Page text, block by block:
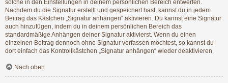
solche in den Einstellungen in deinem persönlichen Bereich entwerfen.
Nachdem du die Signatur erstellt und gespeichert hast, kannst du in jedem
Beitrag das Kästchen „Signatur anhängen“ aktivieren. Du kannst eine Signatur
auch hinzufügen, indem du in deinem persönlichen Bereich das
standardmäßige Anhängen deiner Signatur aktivierst. Wenn du einen
einzelnen Beitrag dennoch ohne Signatur verfassen möchtest, so kannst du
dort einfach das Kontrollkästchen „Signatur anhängen“ wieder deaktivieren.
Nach oben